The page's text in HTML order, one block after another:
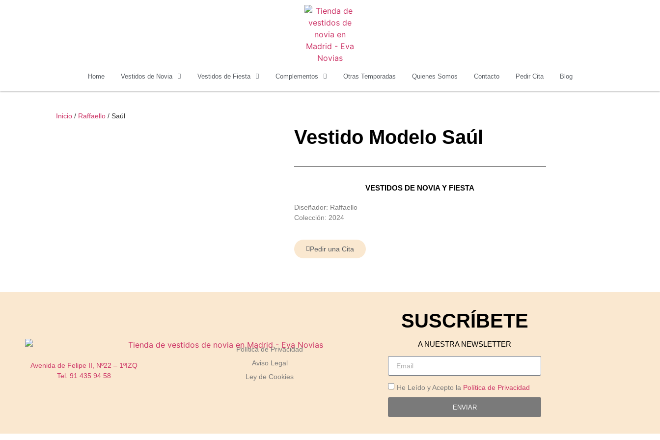
Home Vestidos de Novia Vestidos de Fiesta Complementos Otras Temporadas Quienes Somos Contacto Pedir Cita Blog
Inicio / Raffaello / Saúl
Vestido Modelo Saúl
VESTIDOS DE NOVIA Y FIESTA
Diseñador: Raffaello
Colección: 2024
Pedir una Cita
Avenida de Felipe II, Nº22 – 1ºIZQ
Tel. 91 435 94 58
Política de Privacidad
Aviso Legal
Ley de Cookies
SUSCRÍBETE
A NUESTRA NEWSLETTER
He Leído y Acepto la Política de Privacidad
ENVIAR